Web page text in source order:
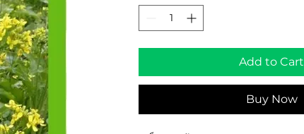
Add to Cart
Buy Now